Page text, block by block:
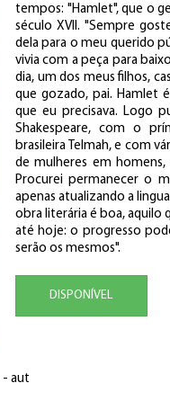
tempos: "Hamlet", que o
século XVII. "Sempre
dela para o meu querido
vivia com a peça para
dia, um dos meus filhos,
que gozado, pai. Hamlet
que eu precisava. Logo
Shakespeare, com o
brasileira Telmah, e com
de mulheres em
Procurei permanecer o
apenas atualizando a
obra literária é boa, aquilo
até hoje: o progresso
serão os mesmos".
DISPONÍVEL
- aut